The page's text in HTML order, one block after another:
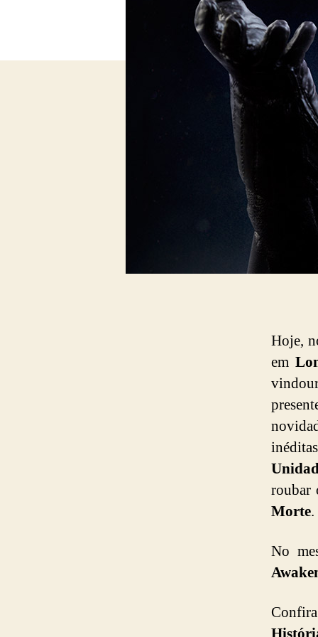
Hoje,
em
roubar
Morte.
No